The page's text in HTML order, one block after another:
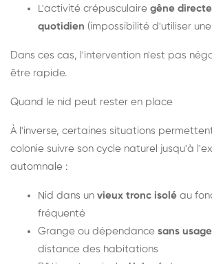
L'activité crépusculaire gêne
quotidien (impossibilité d'utiliser
Dans ces cas, l'intervention n'est pas
être rapide.
Quand le nid peut rester en place
À l'inverse, certaines situations
colonie suivre son cycle naturel jusqu'à
automnale :
Nid dans un vieux tronc isolé au
fréquenté
Grange ou dépendance sans
distance des habitations